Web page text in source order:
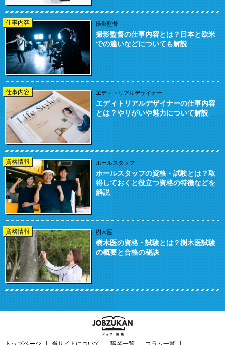
仕事内容 撮影監督
撮影監督の仕事内容とは？日本と欧米
での違いなどについても解説
仕事内容 エディトリアルデザイナー
エディトリアルデザイナーの仕事内容
とは？やりがいや魅力について解説
資格情報 ホールスタッフ
ホールスタッフの資格・試験とは？取
得しておくと役立つ資格の特徴などを
解説
資格情報 樹木医
樹木医の資格・試験とは？樹木医試験
の概要と合格の秘訣